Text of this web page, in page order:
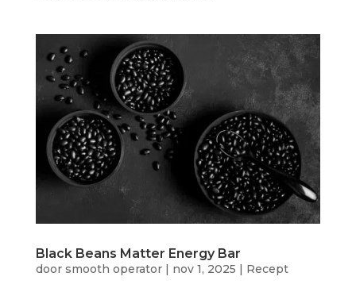
Black Beans Matter Energy Bar
door smooth operator| nov 1, 2025 Recept